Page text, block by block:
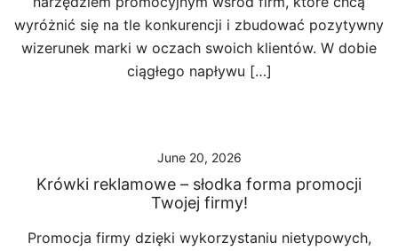
wyróżnić się na tle konkurencji i zbudować pozytywny
wizerunek marki w oczach swoich klientów. W dobie
ciągłego napływu […]
June 20, 2026
Krówki reklamowe – słodka forma promocji
Twojej firmy!
Promocja firmy dzięki wykorzystaniu nietypowych,